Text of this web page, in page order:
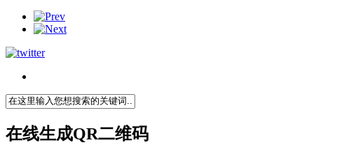
在线生成QR二维码